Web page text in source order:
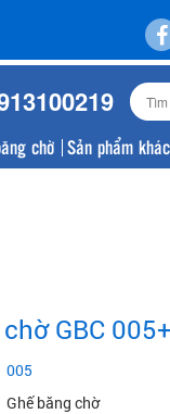
chờ Sản phẩm khác
GBC 005+
005
Ghế băng chờ